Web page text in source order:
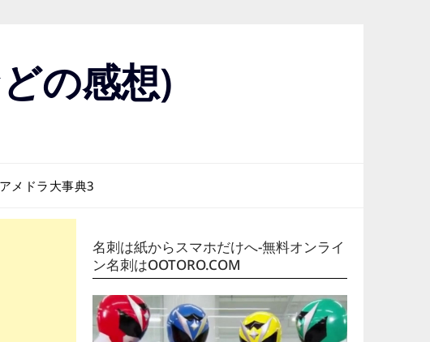
の感想)
メドラ大事典3
名刺は紙からスマホだけへ-無料オンライ
ン名刺はOOTORO.COM